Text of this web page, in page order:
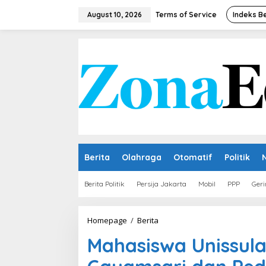
August 10, 2026 Terms of Service Indeks
Berita Olahraga Otomatif Politik
Berita Politik Persija Jakarta Mobil PPP
Homepage / Berita
Fokus
KKN
di
Mahasiswa